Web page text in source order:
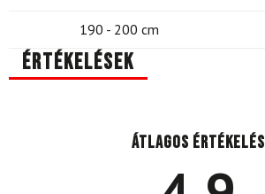
190 - 200 cm
Értékelések
Átlagos értékelés